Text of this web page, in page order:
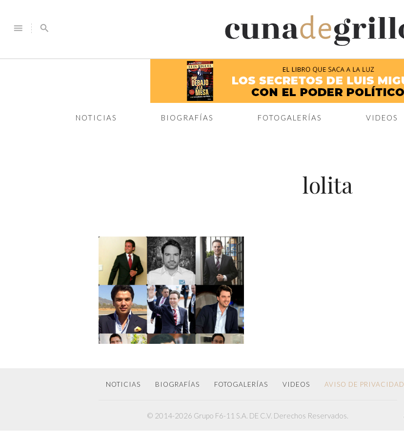
menu search
NOTICIAS BIOGRAFÍAS FOTOGALERÍAS VIDEOS
lolita
NOTICIAS BIOGRAFÍAS FOTOGALERÍAS VIDEOS AVISO DE PRIVACIDAD
© 2014-2026 Grupo F6-11 S.A. DE C.V. Derechos Reservados.